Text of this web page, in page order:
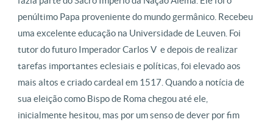
penúltimo Papa proveniente do mundo germânico. Recebeu
uma excelente educação na Universidade de Leuven. Foi
tutor do futuro Imperador Carlos V e depois de realizar
tarefas importantes eclesiais e políticas, foi elevado aos
mais altos e criado cardeal em 1517. Quando a notícia de
sua eleição como Bispo de Roma chegou até ele,
inicialmente hesitou, mas por um senso de dever por fim